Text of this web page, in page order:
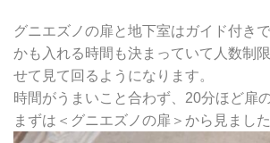
グニエズノの扉と地下室はガイド付き
かも入れる時間も決まっていて人数制
せて見て回るようになります。
時間がうまいこと合わず、20分ほど扉
まずは＜グニエズノの扉＞から見ました